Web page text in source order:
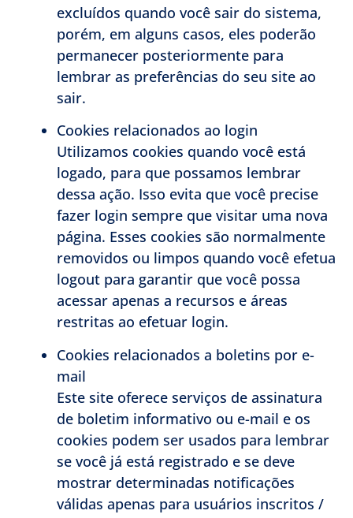
excluídos quando você sair do sistema,
porém, em alguns casos, eles poderão
permanecer posteriormente para
lembrar as preferências do seu site ao
sair.
Cookies relacionados ao login
Utilizamos cookies quando você está
logado, para que possamos lembrar
dessa ação. Isso evita que você precise
fazer login sempre que visitar uma nova
página. Esses cookies são normalmente
removidos ou limpos quando você efetua
logout para garantir que você possa
acessar apenas a recursos e áreas
restritas ao efetuar login.
Cookies relacionados a boletins por e-
mail
Este site oferece serviços de assinatura
de boletim informativo ou e-mail e os
cookies podem ser usados ​​para lembrar
se você já está registrado e se deve
mostrar determinadas notificações
válidas apenas para usuários inscritos /